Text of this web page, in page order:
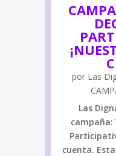
por Las
Las
campaña:
cuenta.